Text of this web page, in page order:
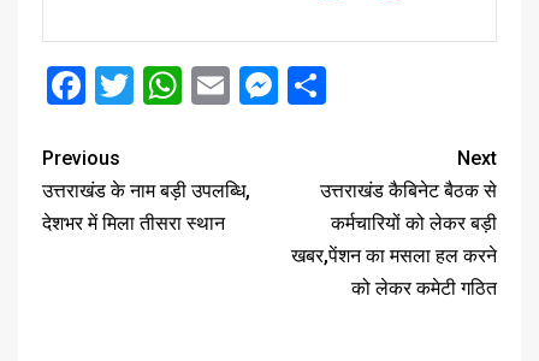
Facebook
Twitter
WhatsApp
EmailMessenger
Previous
उत्तराखंड के नाम बड़ी उपलब्धि,
देशभर में मिला तीसरा स्थान
Next
उत्तराखंड कैबिनेट बैठक से
कर्मचारियों को लेकर बड़ी
खबर,पेंशन का मसला हल करने
को लेकर कमेटी गठित